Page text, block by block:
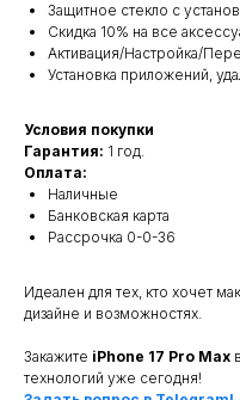
Защитное стекло с
Скидка 10% на все
Активация/Настройка/
Установка приложений,
Условия покупки
Гарантия: 1 год.
Оплата:
Наличные
Банковская карта
Рассрочка 0-0-36
Идеален для тех, кто хочет
дизайне и возможностях.
Закажите iPhone 17 Pro Max в
технологий уже сегодня!